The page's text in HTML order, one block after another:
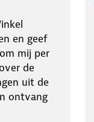
en geef
mij per
de
uit de
ontvang